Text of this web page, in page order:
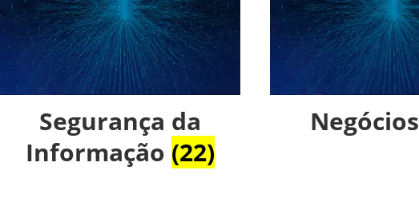
Segurança da
Informação (22)
Negócios